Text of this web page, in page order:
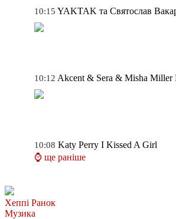
10:15 YAKTAK та Святослав
10:12 Akcent & Sera & Misha Miller
10:08 Katy Perry I Kissed A Girl
⌚ ще раніше
Хеппі Ранок
Музика